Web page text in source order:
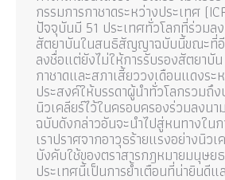
กรรมการกาชาดระหว่างประเทศ
ปัจจุบันมี 51 ประเทศทั่วโลกที่ร่วมล
สัตยาบันในสนธิสัญญาฉบับนี้ขณะที่
ลงชื่อแต่ยังไม่ให้การรับรองสัตยาบั
กาชาดและสภาเสี้ยววงเดือนแดงระ
ประสงค์ให้บรรดาผู้นำทั่วโลกรวมถึ
นิวเคลียร์ไว้ในครอบครองร่วมลง
ฉบับดังกล่าวอันจะนำไปสู่หนทางใน
เราปราศจากอาวุธร้ายแรงอย่างนิว
บังคับใช้ของตราสารกฎหมายมนุษย
ประเทศนี้เป็นการย้ำเตือนที่น่ายินดี